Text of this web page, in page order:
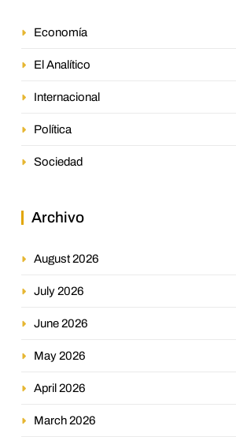
Economía
El Analítico
Internacional
Política
Sociedad
Archivo
August 2026
July 2026
June 2026
May 2026
April 2026
March 2026